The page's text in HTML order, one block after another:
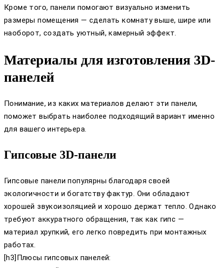
Кроме того, панели помогают визуально изменить
размеры помещения — сделать комнату выше, шире или
наоборот, создать уютный, камерный эффект.
Материалы для изготовления 3D-
панелей
Понимание, из каких материалов делают эти панели,
поможет выбрать наиболее подходящий вариант именно
для вашего интерьера.
Гипсовые 3D-панели
Гипсовые панели популярны благодаря своей
экологичности и богатству фактур. Они обладают
хорошей звукоизоляцией и хорошо держат тепло. Однако
требуют аккуратного обращения, так как гипс —
материал хрупкий, его легко повредить при монтажных
работах.
[h3]Плюсы гипсовых панелей: